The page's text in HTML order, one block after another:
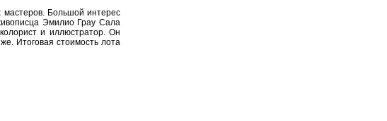
мастеров. Большой интерес
Эмилио Грау Сала
и иллюстратор. Он
Итоговая стоимость лота